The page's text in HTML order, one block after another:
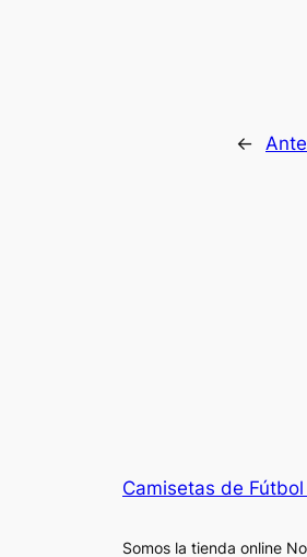
←
Camisetas de
Somos la tienda online